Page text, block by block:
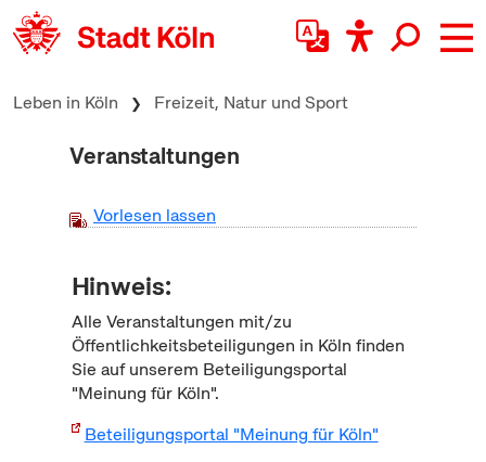
zum Inhalt springen
Leben in Köln Freizeit, Natur und Sport
Veranstaltungen
Vorlesen lassen
Hinweis:
Alle Veranstaltungen mit/zu
Öffentlichkeitsbeteiligungen in Köln finden
Sie auf unserem Beteiligungsportal
"Meinung für Köln".
Beteiligungsportal "Meinung für Köln"